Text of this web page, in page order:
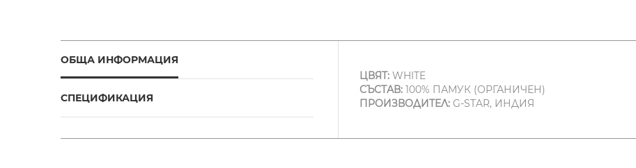
ОБЩА ИНФОРМАЦИЯ
СПЕЦИФИКАЦИЯ
ЦВЯТ:WHITE
СЪСТАВ:100% ПАМУК (ОРГАНИЧЕН)
ПРОИЗВОДИТЕЛ:G-STAR, ИНДИЯ